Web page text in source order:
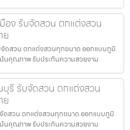
อง รับจัดสวน ตกแต่งสวน
ย
ดสวน ตกแต่งสวนทุกขนาด ออกแบบภูมิ
น้นคุณภาพ รับประกันความสวยงาม
รี รับจัดสวน ตกแต่งสวน
ย
สวน ตกแต่งสวนทุกขนาด ออกแบบภูมิ
น้นคุณภาพ รับประกันความสวยงาม